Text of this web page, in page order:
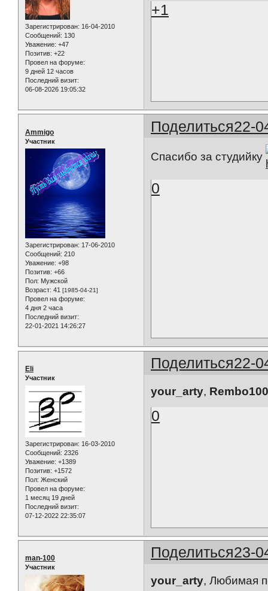
Зарегистрирован: 16-04-2010
Сообщений: 130
Уважение: +47
Позитив: +22
Провел на форуме:
9 дней 12 часов
Последний визит:
06-08-2026 19:05:32
+1
Поделиться22-
Ammigo
Участник
Зарегистрирован: 17-06-2010
Сообщений: 210
Уважение: +98
Позитив: +66
Пол: Мужской
Возраст: 41 [1985-04-21]
Провел на форуме:
4 дня 2 часа
Последний визит:
22-01-2021 14:26:27
Спасибо за студийку
0
Поделиться22-
Eli
Участник
Зарегистрирован: 16-03-2010
Сообщений: 2326
Уважение: +1389
Позитив: +1572
Пол: Женский
Провел на форуме:
1 месяц 19 дней
Последний визит:
07-12-2022 22:35:07
your_arty,
0
Поделиться23-
man-100
Участник
your_arty, Любимая